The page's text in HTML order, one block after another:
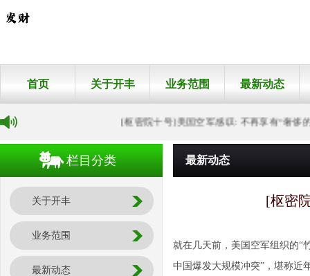
首页 关于开丰 业务范围 最新动态
[枢密院十号]美国空军感叹: 不再享有“奢侈的安
栏目分类
关于开丰
业务范围
最新动态
最新动态
[枢密
就在几天前，美国空军组织的“
中国爆发大规模冲突”，堪称近